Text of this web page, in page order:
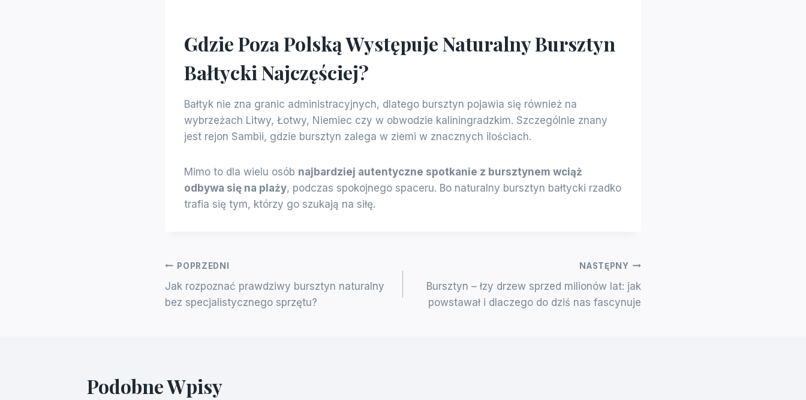
Gdzie Poza Polską Występuje Naturalny Bursztyn
Bałtycki Najczęściej?
Bałtyk nie zna granic administracyjnych, dlatego bursztyn pojawia się również na
wybrzeżach Litwy, Łotwy, Niemiec czy w obwodzie kaliningradzkim. Szczególnie znany
jest rejon Sambii, gdzie bursztyn zalega w ziemi w znacznych ilościach.
Mimo to dla wielu osób najbardziej autentyczne spotkanie z bursztynem wciąż
odbywa się na plaży, podczas spokojnego spaceru. Bo naturalny bursztyn bałtycki rzadko
trafia się tym, którzy go szukają na siłę.
Nawigacja
Wpisu
POPRZEDNI
Jak rozpoznać prawdziwy bursztyn naturalny
bez specjalistycznego sprzętu?
NASTĘPNY
Bursztyn – łzy drzew sprzed milionów lat: jak
powstawał i dlaczego do dziś nas fascynuje
Podobne Wpisy